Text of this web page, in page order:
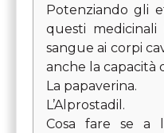
Potenziando gli
questi medicinali
sangue ai corpi
anche la capacità
La papaverina.
L’Alprostadil.
Cosa fare se a